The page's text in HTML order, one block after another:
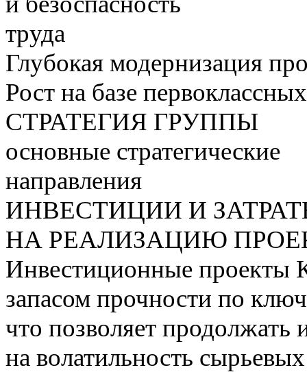
труда
Глубокая модернизация
Рост на базе
СТРАТЕГИЯ ГРУППЫ
основные стратегические
направления
ИНВЕСТИЦИИ И
НА РЕАЛИЗАЦИЮ
Инвестиционные проекты
запасом прочности по
что позволяет продолжать
на волатильность